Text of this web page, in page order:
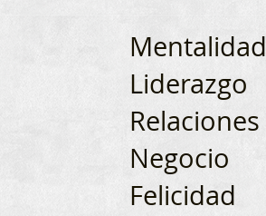
Mentalidad
Liderazgo
Relaciones
Negocio
Felicidad